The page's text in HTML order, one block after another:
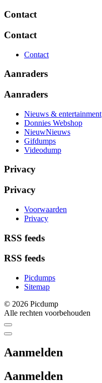
Contact
Contact
Contact
Aanraders
Aanraders
Nieuws & entertainment
Donnies Webshop
NieuwNieuws
Gifdumps
Videodump
Privacy
Privacy
Voorwaarden
Privacy
RSS feeds
RSS feeds
Picdumps
Sitemap
© 2026 Picdump
Alle rechten voorbehouden
Aanmelden
Aanmelden